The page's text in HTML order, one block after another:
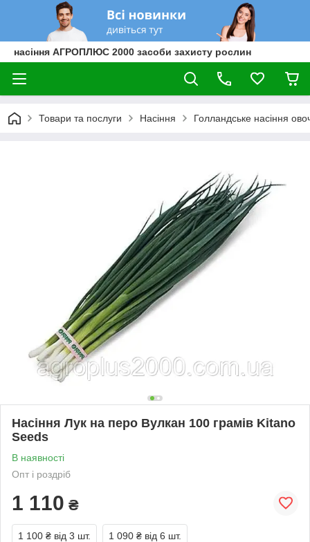
насіння АГРОПЛЮС 2000 засоби захисту рослин
Товари та послуги Насіння Голландське насіння
Насіння Лук на перо Вулкан 100 грамів Kitano
Seeds
В наявності
Опт і роздріб
1 110 ₴
1 100 ₴ від 3 шт. 1 090 ₴ від 6 шт.